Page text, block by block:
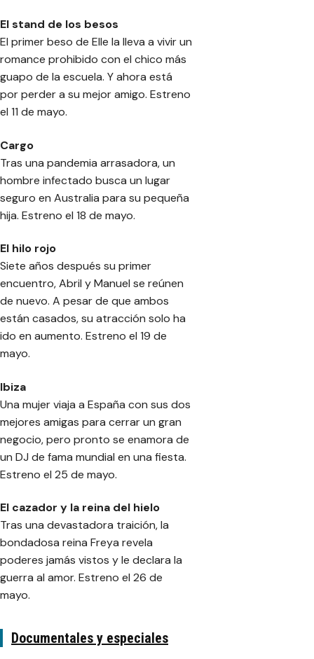
El stand de los besos
El primer beso de Elle la lleva a vivir un
romance prohibido con el chico más
guapo de la escuela. Y ahora está
por perder a su mejor amigo. Estreno
el 11 de mayo.
Cargo
Tras una pandemia arrasadora, un
hombre infectado busca un lugar
seguro en Australia para su pequeña
hija. Estreno el 18 de mayo.
El hilo rojo
Siete años después su primer
encuentro, Abril y Manuel se reúnen
de nuevo. A pesar de que ambos
están casados, su atracción solo ha
ido en aumento. Estreno el 19 de
mayo.
Ibiza
Una mujer viaja a España con sus dos
mejores amigas para cerrar un gran
negocio, pero pronto se enamora de
un DJ de fama mundial en una fiesta.
Estreno el 25 de mayo.
El cazador y la reina del hielo
Tras una devastadora traición, la
bondadosa reina Freya revela
poderes jamás vistos y le declara la
guerra al amor. Estreno el 26 de
mayo.
Documentales y especiales